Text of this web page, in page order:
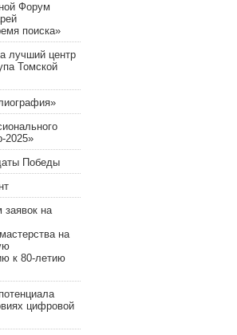
Форум
поиска»
лучший центр
Томской
2025»
Победы
заявок на
на
к 80-летию
цифровой